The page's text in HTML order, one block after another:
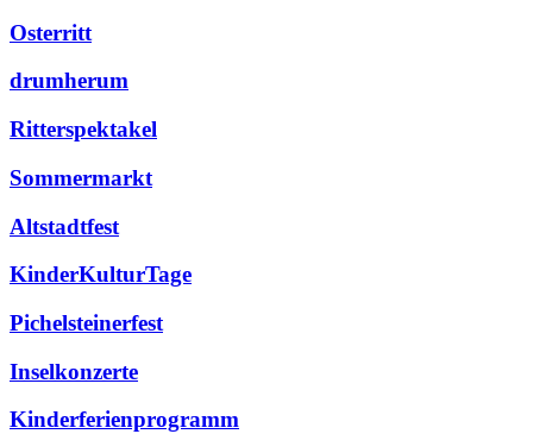
Osterritt
drumherum
Ritterspektakel
Sommermarkt
Altstadtfest
KinderKulturTage
Pichelsteinerfest
Inselkonzerte
Kinderferienprogramm